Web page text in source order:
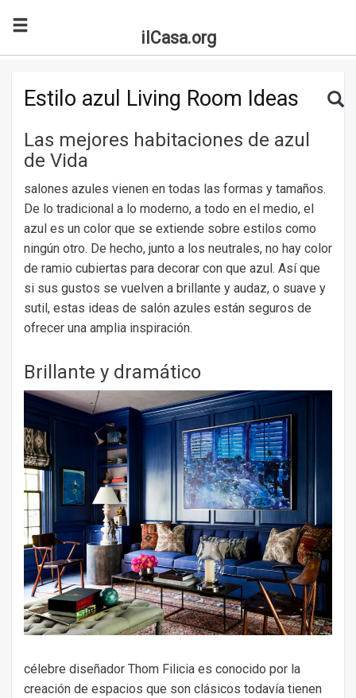
ilCasa.org
Search for:
Estilo azul Living Room Ideas
Las mejores habitaciones de azul
de Vida
salones azules vienen en todas las formas y tamaños.
De lo tradicional a lo moderno, a todo en el medio, el
azul es un color que se extiende sobre estilos como
ningún otro. De hecho, junto a los neutrales, no hay color
de ramio cubiertas para decorar con que azul. Así que
si sus gustos se vuelven a brillante y audaz, o suave y
sutil, estas ideas de salón azules están seguros de
ofrecer una amplia inspiración.
Brillante y dramático
célebre diseñador Thom Filicia es conocido por la
creación de espacios que son clásicos todavía tienen